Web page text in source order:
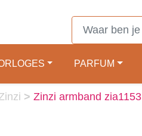
PARFUM
> Zinzi armband zia1153